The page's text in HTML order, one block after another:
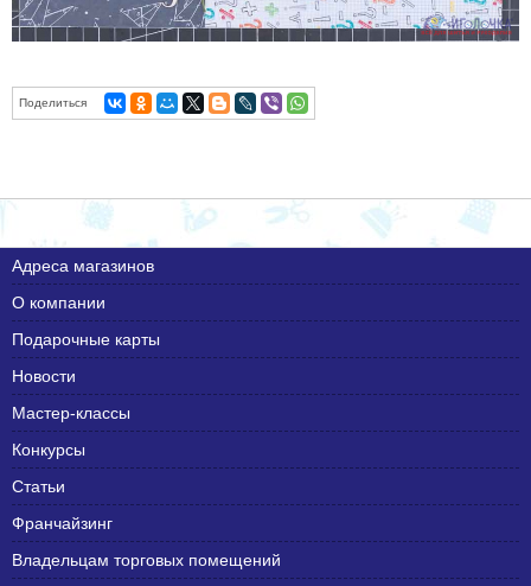
Поделиться
Адреса магазинов
О компании
Подарочные карты
Новости
Мастер-классы
Конкурсы
Статьи
Франчайзинг
Владельцам торговых помещений